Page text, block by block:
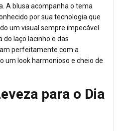
A blusa acompanha o tema
por sua tecnologia que
um visual sempre impecável.
do laço lacinho e das
perfeitamente com a
um look harmonioso e cheio de
para o Dia